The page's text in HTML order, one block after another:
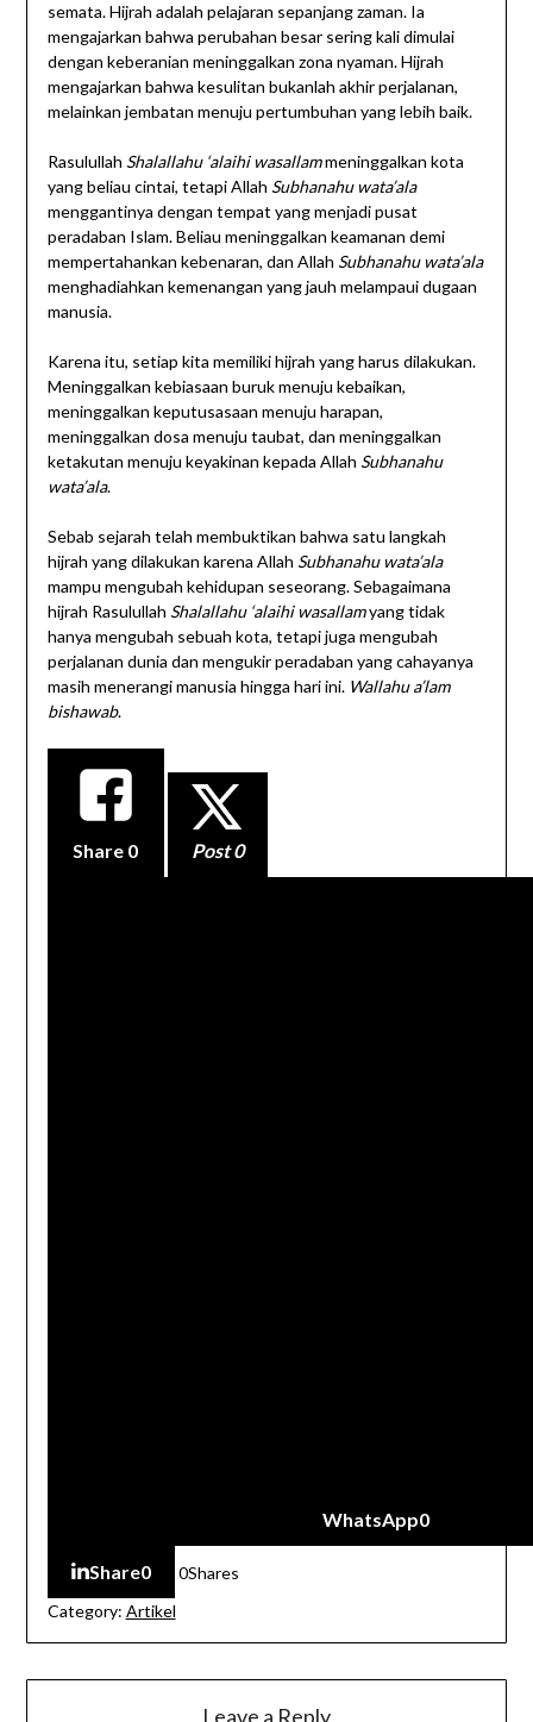
semata. Hijrah adalah pelajaran sepanjang zaman. Ia
mengajarkan bahwa perubahan besar sering kali dimulai
dengan keberanian meninggalkan zona nyaman. Hijrah
mengajarkan bahwa kesulitan bukanlah akhir perjalanan,
melainkan jembatan menuju pertumbuhan yang lebih baik.
Rasulullah Shalallahu ‘alaihi wasallammeninggalkan kota
yang beliau cintai, tetapi Allah Subhanahu wata’ala
menggantinya dengan tempat yang menjadi pusat
peradaban Islam. Beliau meninggalkan keamanan demi
mempertahankan kebenaran, dan Allah Subhanahu wata’ala
menghadiahkan kemenangan yang jauh melampaui dugaan
manusia.
Karena itu, setiap kita memiliki hijrah yang harus dilakukan.
Meninggalkan kebiasaan buruk menuju kebaikan,
meninggalkan keputusasaan menuju harapan,
meninggalkan dosa menuju taubat, dan meninggalkan
ketakutan menuju keyakinan kepada Allah Subhanahu
wata’ala.
Sebab sejarah telah membuktikan bahwa satu langkah
hijrah yang dilakukan karena Allah Subhanahu wata’ala
mampu mengubah kehidupan seseorang. Sebagaimana
hijrah Rasulullah Shalallahu ‘alaihi wasallamyang tidak
hanya mengubah sebuah kota, tetapi juga mengubah
perjalanan dunia dan mengukir peradaban yang cahayanya
masih menerangi manusia hingga hari ini. Wallahu a’lam
bishawab.
Share 0 Post 0
WhatsApp0
Share0 0Shares
Category: Artikel
Leave a Reply